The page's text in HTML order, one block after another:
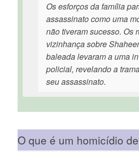
Os esforços da família
assassinato como uma
não tiveram sucesso. Os
vizinhança sobre
baleada levaram a uma
policial, revelando a
seu assassinato.
O que é um homicídio